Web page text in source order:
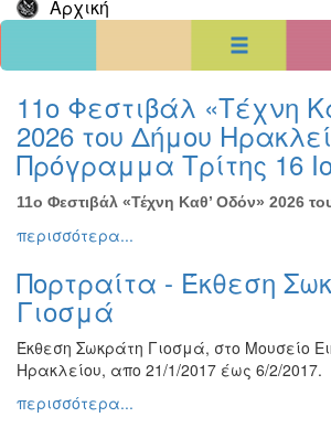
Αρχική
15
16 17 18 19 20
21
28
ΗΜΕΡΟΛΟΓΙΟ
ΕΚΔΗΛΩΣΕΩΝ
Χριστούγεννα
-
Πρωτοχρονιά
Ζωγραφική
Φωτογραφία
Τραγούδι
11ο Φεστιβάλ «Τέχνη
2026 του Δήμου
Πρόγραμμα Τρίτης 16
11ο Φεστιβάλ «Τέχνη Καθ’ Οδόν» 2026
περισσότερα...
Πορτραίτα - Έκθεση
Γιοσμά
Έκθεση Σωκράτη Γιοσμά, στο Μουσείο
Ηρακλείου, απο 21/1/2017 έως 6/2/2017.
περισσότερα...